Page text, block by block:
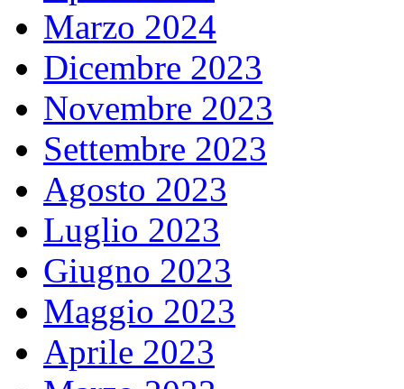
Marzo 2024
Dicembre 2023
Novembre 2023
Settembre 2023
Agosto 2023
Luglio 2023
Giugno 2023
Maggio 2023
Aprile 2023